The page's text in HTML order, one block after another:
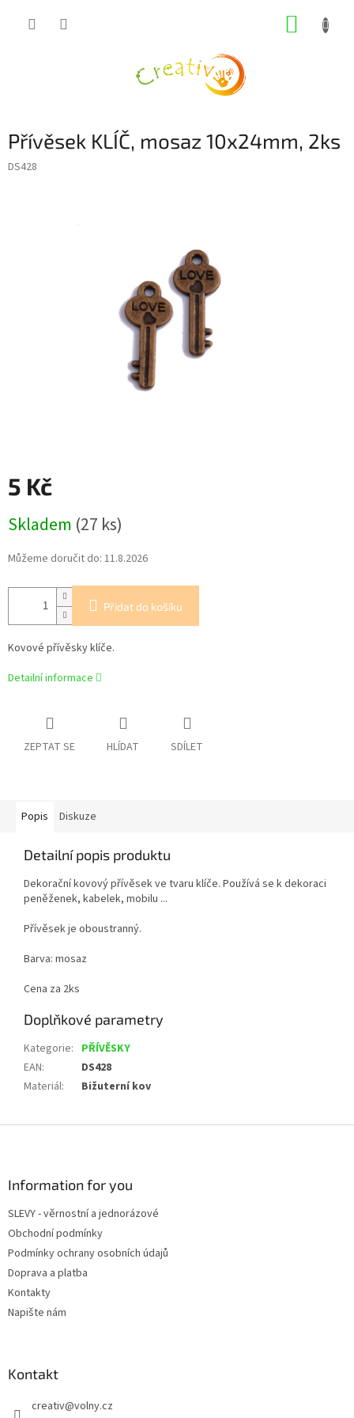
Přívěsek KLÍČ, mosaz 10x24mm, 2ks
DS428
5 Kč
cena:
Skladem (27 ks)
Můžeme doručit do: 11.8.2026
Přidat do košíku
Kovové přívěsky klíče.
Detailní informace
ZEPTAT SE HLÍDAT SDÍLET
Popis Diskuze
Detailní popis produktu
Dekorační kovový přívěsek ve tvaru klíče. Používá se k dekoraci
peněženek, kabelek, mobilu ...
Přívěsek je oboustranný.
Barva: mosaz
Cena za 2ks
Doplňkové parametry
Kategorie: PŘÍVĚSKY
EAN:
DS428
Materiál: Bižuterní kov
Information for you
SLEVY - věrnostní a jednorázové
Obchodní podmínky
Podmínky ochrany osobních údajů
Doprava a platba
Kontakty
Napište nám
Kontakt
creativ@volny.cz